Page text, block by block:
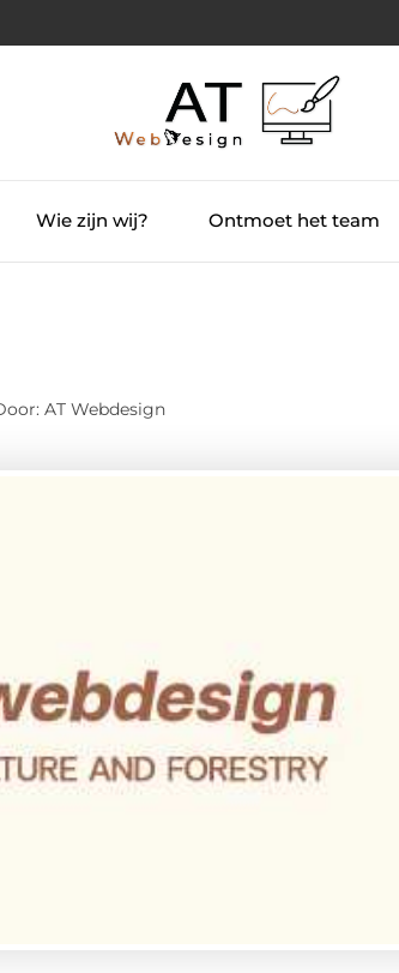
Wie zijn wij? Ontmoet het team
AT Webdesign